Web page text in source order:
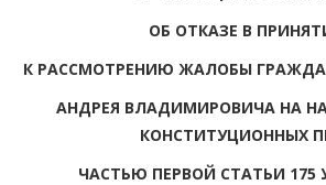
ОБ ОТКАЗЕ В
К РАССМОТРЕНИЮ ЖАЛОБЫ
АНДРЕЯ ВЛАДИМИРОВИЧА НА
КОНСТИТУЦИОННЫХ
ЧАСТЬЮ ПЕРВОЙ СТАТЬИ 175